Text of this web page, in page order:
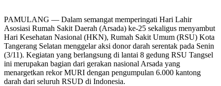
PAMULANG — Dalam semangat memperingati Hari Lahir
Asosiasi Rumah Sakit Daerah (Arsada) ke-25 sekaligus menyambut
Hari Kesehatan Nasional (HKN), Rumah Sakit Umum (RSU) Kota
Tangerang Selatan menggelar aksi donor darah serentak pada Senin
(3/11). Kegiatan yang berlangsung di lantai 8 gedung RSU Tangsel
ini merupakan bagian dari gerakan nasional Arsada yang
menargetkan rekor MURI dengan pengumpulan 6.000 kantong
darah dari seluruh RSUD di Indonesia.